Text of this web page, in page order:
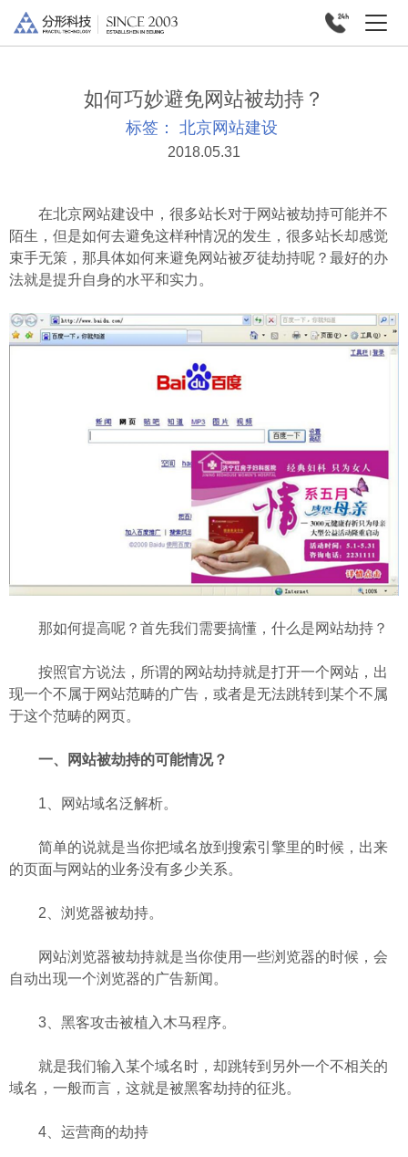
如何巧妙避免网站被劫持？
标签： 北京网站建设
2018.05.31
在北京网站建设中，很多站长对于网站被劫持可能并不
陌生，但是如何去避免这样种情况的发生，很多站长却感觉
束手无策，那具体如何来避免网站被歹徒劫持呢？最好的办
法就是提升自身的水平和实力。
那如何提高呢？首先我们需要搞懂，什么是网站劫持？
按照官方说法，所谓的网站劫持就是打开一个网站，出
现一个不属于网站范畴的广告，或者是无法跳转到某个不属
于这个范畴的网页。
一、网站被劫持的可能情况？
1、网站域名泛解析。
简单的说就是当你把域名放到搜索引擎里的时候，出来
的页面与网站的业务没有多少关系。
2、浏览器被劫持。
网站浏览器被劫持就是当你使用一些浏览器的时候，会
自动出现一个浏览器的广告新闻。
3、黑客攻击被植入木马程序。
就是我们输入某个域名时，却跳转到另外一个不相关的
域名，一般而言，这就是被黑客劫持的征兆。
4、运营商的劫持